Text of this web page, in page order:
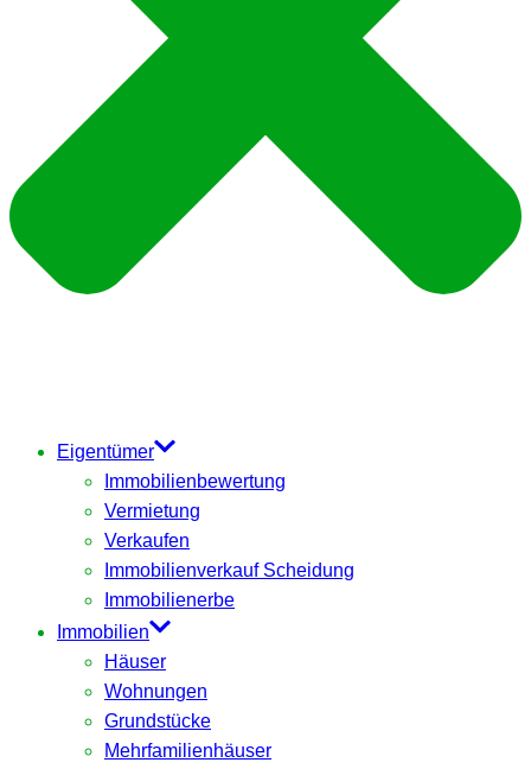
Eigentümer
Immobilienbewertung
Vermietung
Verkaufen
Immobilienverkauf Scheidung
Immobilienerbe
Immobilien
Häuser
Wohnungen
Grundstücke
Mehrfamilienhäuser